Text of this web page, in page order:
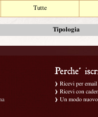
Tutte
Tipologia
Ricevi per
Ricevi con
Un modo